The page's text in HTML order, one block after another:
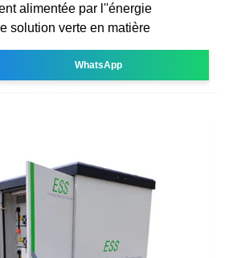
alimentée par l''énergie
solution verte en matière
WhatsApp